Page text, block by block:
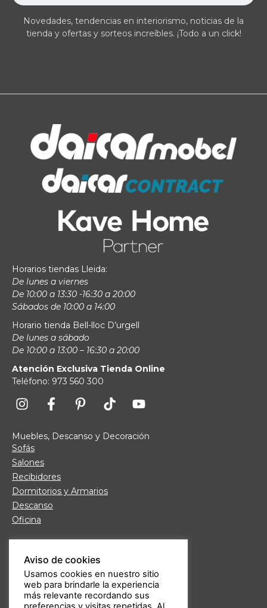
Novedades, tendencias en interiorismo, noticias de la
tienda y ofertas y sorteos increíbles. ¡Todo a un click!
Horarios tiendas Lleida:
De lunes a viernes
De 10:00 a 13:30 -16:30 a 20:00
Sábados de 10:00 a 14:00
Horario tienda Bell-lloc D’urgell
De lunes a sábado
De 10:00 a 13:00 – 16:30 a 20:00
Atención Exclusiva Tienda Online
Teléfono: 973 560 300
Muebles, Descanso y Decoración
Sofás
Salones
Recibidores
Dormitorios y Armarios
Descanso
Oficina
Fábrica de Muebles
Nuestras tiendas
Trabaja con nosotros
Guía de compra
Aviso de cookies
Usamos cookies en nuestro sitio
web para brindarle la experiencia
más relevante recordando sus